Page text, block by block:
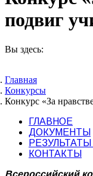
подвиг
Вы здесь:
Главная
Конкурсы
Конкурс «За
ГЛАВНОЕ
ДОКУМЕНТЫ
КОНТАКТЫ
Всероссийский